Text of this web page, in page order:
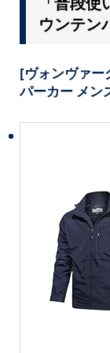
ウンテン
[ヴォンヴァー
パーカー メン